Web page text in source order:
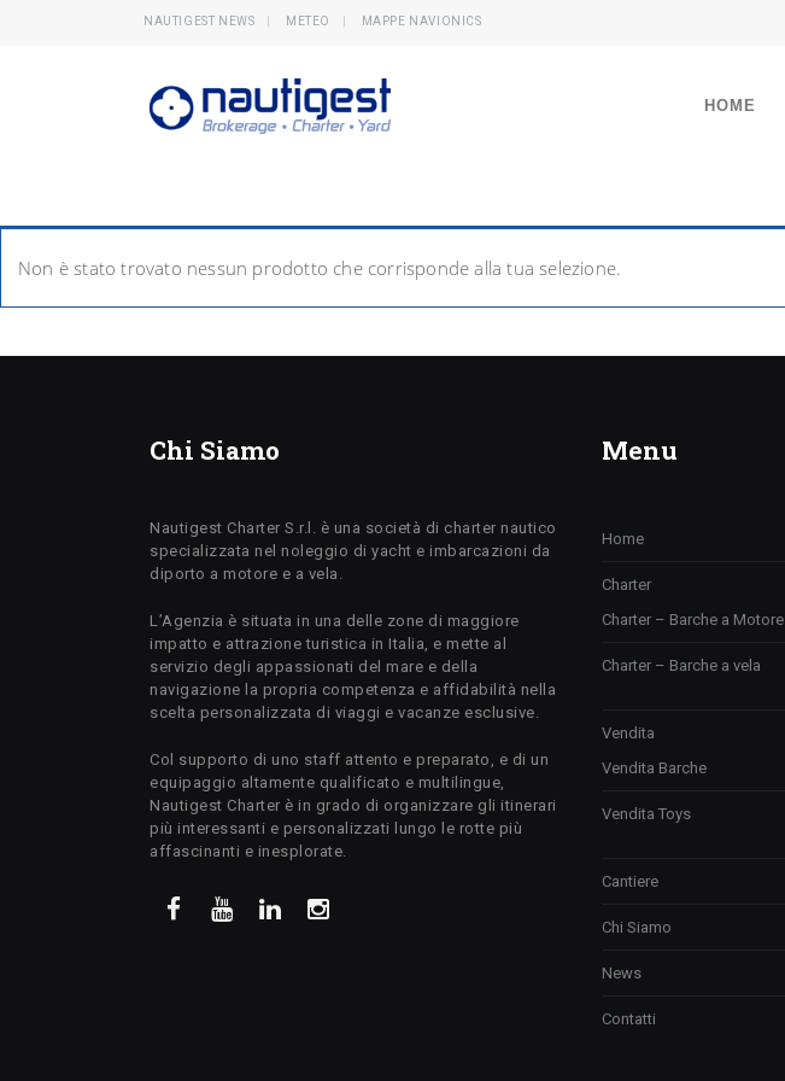
NAUTIGEST NEWS METEO MAPPE NAVIONICS
HOME
Non è stato trovato nessun prodotto che corrisponde alla tua selezione.
Chi Siamo
Nautigest Charter S.r.l. è una società di charter nautico
specializzata nel noleggio di yacht e imbarcazioni da
diporto a motore e a vela.
L’Agenzia è situata in una delle zone di maggiore
impatto e attrazione turistica in Italia, e mette al
servizio degli appassionati del mare e della
navigazione la propria competenza e affidabilità nella
scelta personalizzata di viaggi e vacanze esclusive.
Col supporto di uno staff attento e preparato, e di un
equipaggio altamente qualificato e multilingue,
Nautigest Charter è in grado di organizzare gli itinerari
più interessanti e personalizzati lungo le rotte più
affascinanti e inesplorate.
Menu
Home
Charter
Charter – Barche a Motore
Charter – Barche a vela
Vendita
Vendita Barche
Vendita Toys
Cantiere
Chi Siamo
News
Contatti